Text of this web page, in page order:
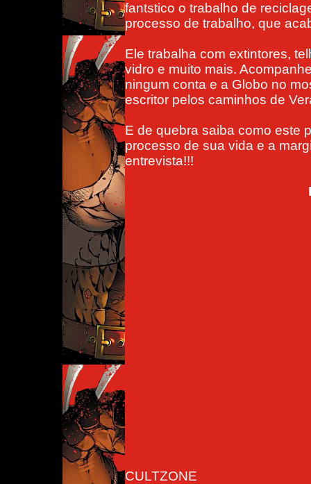
fantstico o trabalho de
processo de trabalho, que
Ele trabalha com extintores,
vidro e muito mais.
ningum conta e a Globo no
escritor pelos caminhos de
E de quebra saiba como este
processo de sua vida e a
entrevista!!!
CULTZONE